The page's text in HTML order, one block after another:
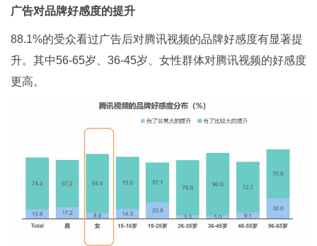
广告对品牌好感度的提升
88.1%的受众看过广告后对腾讯视频的品牌好感度有显著提
升。其中56-65岁、36-45岁、女性群体对腾讯视频的好感度
更高。